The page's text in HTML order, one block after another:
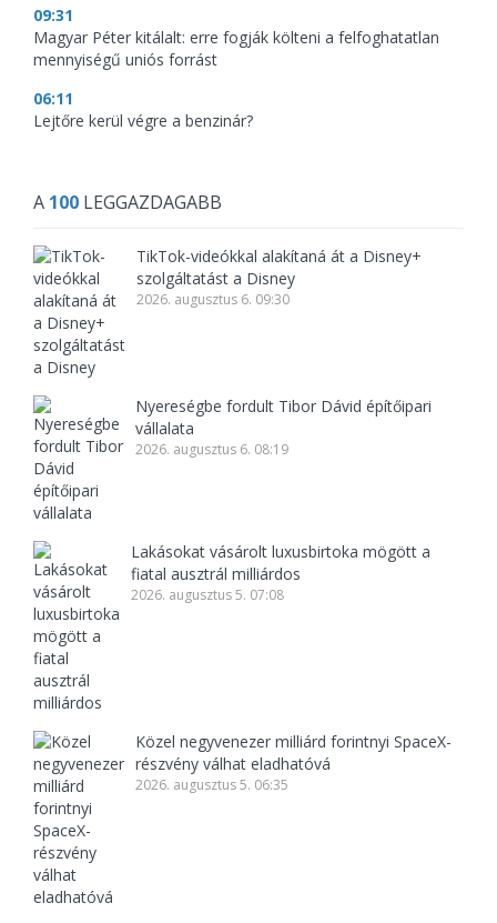
09:31
Magyar Péter kitálalt: erre fogják költeni a felfoghatatlan
mennyiségű uniós forrást
06:11
Lejtőre kerül végre a benzinár?
A 100 LEGGAZDAGABB
TikTok-videókkal alakítaná át a Disney+
szolgáltatást a Disney
2026. augusztus 6. 09:30
Nyereségbe fordult Tibor Dávid építőipari
vállalata
2026. augusztus 6. 08:19
Lakásokat vásárolt luxusbirtoka mögött a
fiatal ausztrál milliárdos
2026. augusztus 5. 07:08
Közel negyvenezer milliárd forintnyi SpaceX-
részvény válhat eladhatóvá
2026. augusztus 5. 06:35